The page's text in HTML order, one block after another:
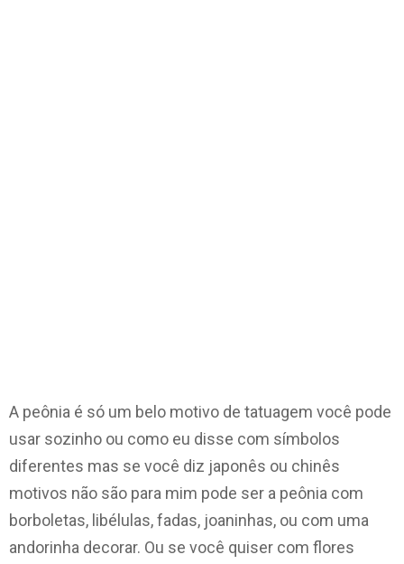
A peônia é só um belo motivo de tatuagem você pode
usar sozinho ou como eu disse com símbolos
diferentes mas se você diz japonês ou chinês
motivos não são para mim pode ser a peônia com
borboletas, libélulas, fadas, joaninhas, ou com uma
andorinha decorar. Ou se você quiser com flores